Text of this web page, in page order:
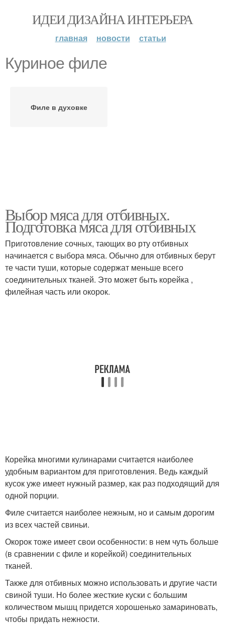
ИДЕИ ДИЗАЙНА ИНТЕРЬЕРА
главная новости статьи
Куриное филе
Филе в духовке
Выбор мяса для отбивных.
Подготовка мяса для отбивных
Приготовление сочных, тающих во рту отбивных
начинается с выбора мяса. Обычно для отбивных берут
те части туши, которые содержат меньше всего
соединительных тканей. Это может быть корейка ,
филейная часть или окорок.
Корейка многими кулинарами считается наиболее
удобным вариантом для приготовления. Ведь каждый
кусок уже имеет нужный размер, как раз подходящий для
одной порции.
Филе считается наиболее нежным, но и самым дорогим
из всех частей свиньи.
Окорок тоже имеет свои особенности: в нем чуть больше
(в сравнении с филе и корейкой) соединительных
тканей.
Также для отбивных можно использовать и другие части
свиной туши. Но более жесткие куски с большим
количеством мышц придется хорошенько замариновать,
чтобы придать нежности.